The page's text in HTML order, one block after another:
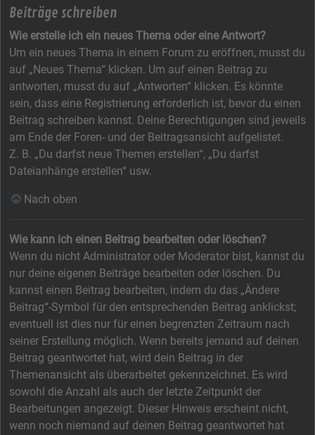
Beiträge schreiben
Wie erstelle ich ein neues Thema oder eine Antwort?
Um ein neues Thema in einem Forum zu eröffnen, musst du
auf „Neues Thema“ klicken. Um auf einen Beitrag zu
antworten, musst du auf „Antworten“ klicken. Es könnte
sein, dass eine Registrierung erforderlich ist, bevor du einen
Beitrag schreiben kannst. Deine Berechtigungen sind jeweils
am Ende der Foren- und der Beitragsansicht aufgelistet.
Z. B. „Du darfst neue Themen erstellen“, „Du darfst
Dateianhänge erstellen“ usw.
Nach oben
Wie kann ich einen Beitrag bearbeiten oder löschen?
Wenn du nicht Administrator oder Moderator bist, kannst du
nur deine eigenen Beiträge bearbeiten oder löschen. Du
kannst einen Beitrag bearbeiten, indem du das „Ändere
Beitrag“-Symbol für den entsprechenden Beitrag anklickst;
eventuell ist dies nur für einen begrenzten Zeitraum nach
seiner Erstellung möglich. Wenn bereits jemand auf deinen
Beitrag geantwortet hat, wird dein Beitrag in der
Themenansicht als überarbeitet gekennzeichnet. Es wird
sowohl die Anzahl als auch der letzte Zeitpunkt der
Bearbeitungen angezeigt. Dieser Hinweis erscheint nicht,
wenn noch niemand auf deinen Beitrag geantwortet hat